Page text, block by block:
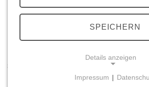
Das Forstamt
sicher bewegen können:
SPEICHERN
Details anzeigen
Impressum |